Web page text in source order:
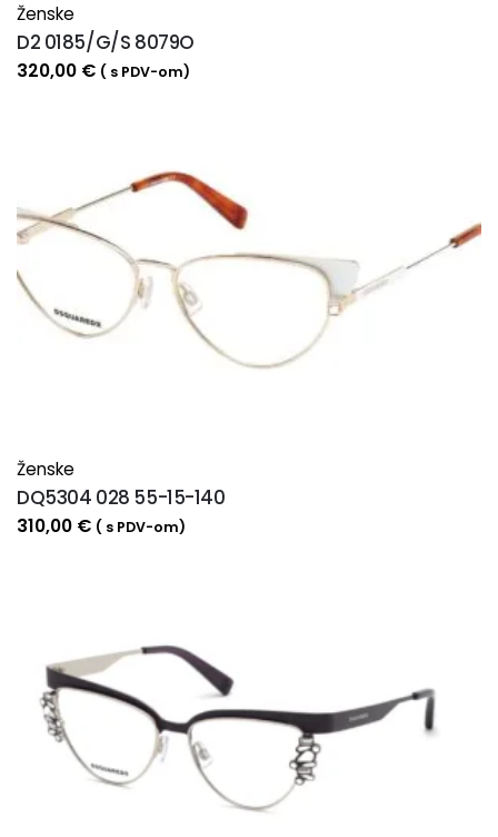
Ženske
D2 0185/G/S 8079O
320,00 € ( s PDV-om)
Ženske
DQ5304 028 55-15-140
310,00 € ( s PDV-om)